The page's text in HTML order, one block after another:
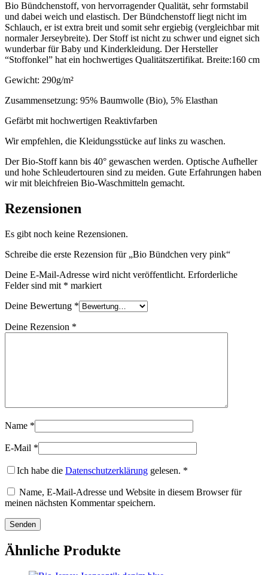
Bio Bündchenstoff, von hervorragender Qualität, sehr formstabil
und dabei weich und elastisch. Der Bündchenstoff liegt nicht im
Schlauch, er ist extra breit und somit sehr ergiebig (vergleichbar mit
normaler Jerseybreite). Der Stoff ist nicht zu schwer und eignet sich
wunderbar für Baby und Kinderkleidung. Der Hersteller
“Stoffonkel” hat ein hochwertiges Qualitätszertifikat. Breite:160 cm
Gewicht: 290g/m²
Zusammensetzung: 95% Baumwolle (Bio), 5% Elasthan
Gefärbt mit hochwertigen Reaktivfarben
Wir empfehlen, die Kleidungsstücke auf links zu waschen.
Der Bio-Stoff kann bis 40° gewaschen werden. Optische Aufheller
und hohe Schleudertouren sind zu meiden. Gute Erfahrungen haben
wir mit bleichfreien Bio-Waschmitteln gemacht.
Rezensionen
Es gibt noch keine Rezensionen.
Schreibe die erste Rezension für „Bio Bündchen very pink“
Deine E-Mail-Adresse wird nicht veröffentlicht. Erforderliche
Felder sind mit * markiert
Deine Bewertung *
Deine Rezension *
Name *
E-Mail *
Ich habe die Datenschutzerklärung gelesen. *
Name, E-Mail-Adresse und Website in diesem Browser für
meinen nächsten Kommentar speichern.
Ähnliche Produkte